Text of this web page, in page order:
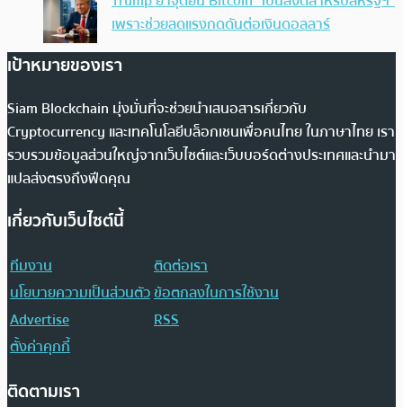
เพราะช่วยลดแรงกดดันต่อเงินดอลลาร์
เป้าหมายของเรา
Siam Blockchain มุ่งมั่นที่จะช่วยนำเสนอสารเกี่ยวกับ
Cryptocurrency และเทคโนโลยีบล็อกเชนเพื่อคนไทย ในภาษาไทย เรา
รวบรวมข้อมูลส่วนใหญ่จากเว็บไซต์และเว็บบอร์ดต่างประเทศและนำมา
แปลส่งตรงถึงฟีดคุณ
เกี่ยวกับเว็บไซต์นี้
ทีมงาน
ติดต่อเรา
นโยบายความเป็นส่วนตัวข้อตกลงในการใช้งาน
Advertise
RSS
ตั้งค่าคุกกี้
ติดตามเรา